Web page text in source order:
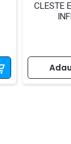
CLESTE